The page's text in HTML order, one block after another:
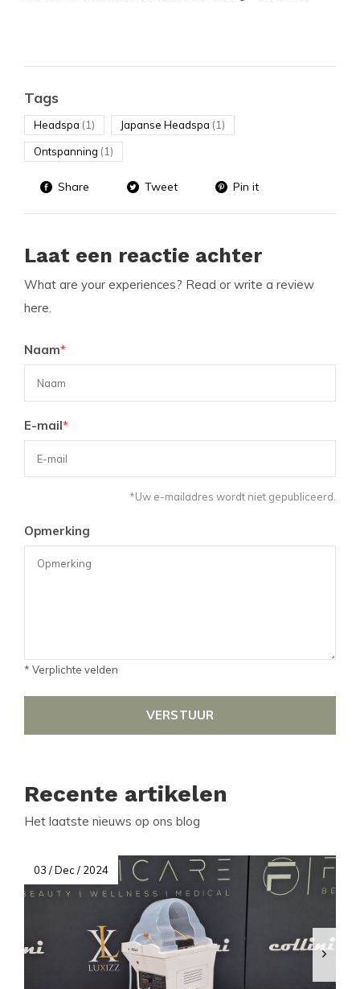
Tags
Headspa (1) Japanse Headspa (1)
Ontspanning (1)
Share Tweet Pin it
Laat een reactie achter
What are your experiences? Read or write a review
here.
Naam*
E-mail*
*Uw e-mailadres wordt niet gepubliceerd.
Opmerking
* Verplichte velden
VERSTUUR
Recente artikelen
Het laatste nieuws op ons blog
03 / Dec / 2024